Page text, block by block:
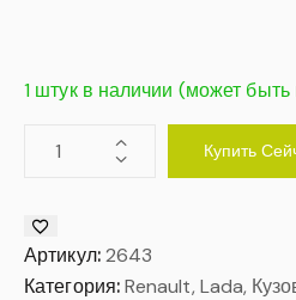
1 штук в наличии (может быть
Купить
Артикул: 2643
Категория:Renault, Lada,